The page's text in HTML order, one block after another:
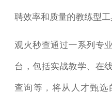
聘效率和质量的教练型工
观火秒查通过一系列专
台，包括实战教学、在
查询等，将从人才甄选